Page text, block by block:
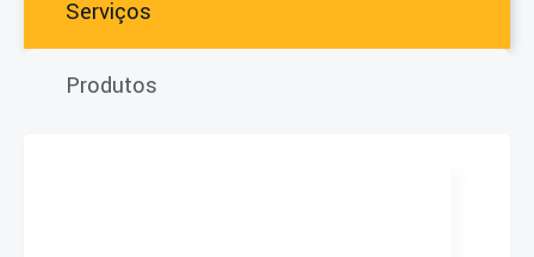
Serviços
Produtos